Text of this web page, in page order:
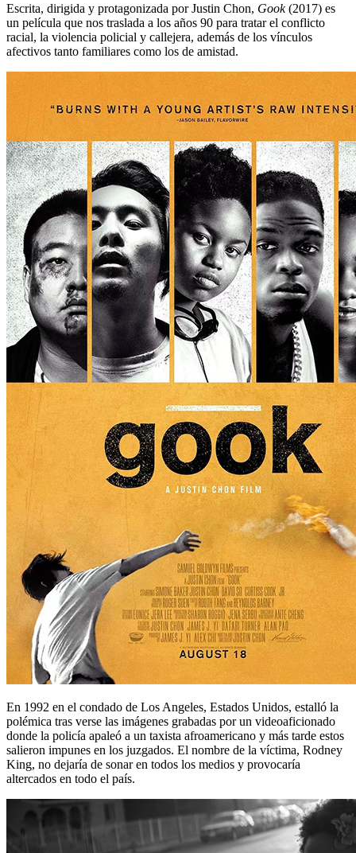
Escrita, dirigida y protagonizada por Justin Chon, Gook(2017) es
un película que nos traslada a los años 90 para tratar el conflicto
racial, la violencia policial y callejera, además de los vínculos
afectivos tanto familiares como los de amistad.
En 1992 en el condado de Los Angeles, Estados Unidos, estalló la
polémica tras verse las imágenes grabadas por un videoaficionado
donde la policía apaleó a un taxista afroamericano y más tarde estos
salieron impunes en los juzgados. El nombre de la víctima, Rodney
King, no dejaría de sonar en todos los medios y provocaría
altercados en todo el país.